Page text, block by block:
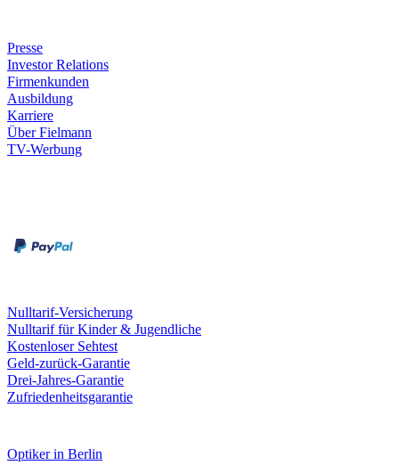
Presse
Investor Relations
Firmenkunden
Ausbildung
Karriere
Über Fielmann
TV-Werbung
Nulltarif-Versicherung
Nulltarif für Kinder & Jugendliche
Kostenloser Sehtest
Geld-zurück-Garantie
Drei-Jahres-Garantie
Zufriedenheitsgarantie
Optiker in Berlin